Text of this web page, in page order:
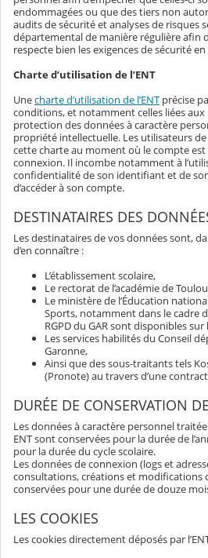
endommagées ou que des tiers non
audits de sécurité et analyses de risques
départemental de manière régulière afin
respecte bien les exigences de sécurité
Charte d’utilisation de l’ENT
Unecharte d’utilisation de l’ENT précise
conditions, et notamment celles liées aux
protection des données à caractère
propriété intellectuelle. Les utilisateurs de
cette charte au moment où le compte
connexion. Il incombe notamment à
confidentialité de son identifiant et de
d’accéder à son compte.
DESTINATAIRES DES
Les destinataires de vos données sont,
d’en connaître :
L’établissement scolaire,
Le rectorat de l’académie de
Le ministère de l’Éducation
Sports, notamment dans le cadre
RGPD du GAR sont disponibles sur
Les services habilités du Conseil
Garonne,
Ainsi que des sous-traitants tels
(Pronote) au travers d’une
DURÉE DE CONSERVATION
Les données à caractère personnel
ENT sont conservées pour la durée de
pour la durée du cycle scolaire.
Les données de connexion (logs et
consultations, créations et modifications
conservées pour une durée de douze
LES COOKIES
Les cookies directement déposés par